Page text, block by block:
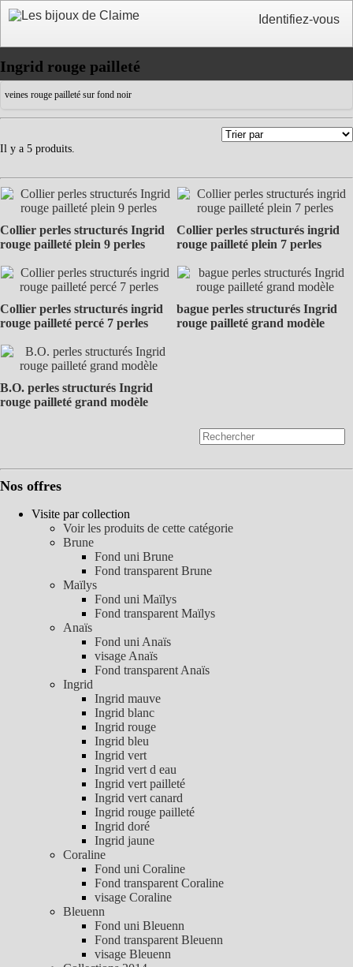
Identifiez-vous
Ingrid rouge pailleté
veines rouge pailleté sur fond noir
Il y a 5 produits.
Collier perles structurés Ingrid
rouge pailleté plein 9 perles
Collier perles structurés ingrid
rouge pailleté plein 7 perles
Collier perles structurés ingrid
rouge pailleté percé 7 perles
bague perles structurés Ingrid
rouge pailleté grand modèle
B.O. perles structurés Ingrid
rouge pailleté grand modèle
Nos offres
Visite par collection
Voir les produits de cette catégorie
Brune
Fond uni Brune
Fond transparent Brune
Maïlys
Fond uni Maïlys
Fond transparent Maïlys
Anaïs
Fond uni Anaïs
visage Anaïs
Fond transparent Anaïs
Ingrid
Ingrid mauve
Ingrid blanc
Ingrid rouge
Ingrid bleu
Ingrid vert
Ingrid vert d eau
Ingrid vert pailleté
Ingrid vert canard
Ingrid rouge pailleté
Ingrid doré
Ingrid jaune
Coraline
Fond uni Coraline
Fond transparent Coraline
visage Coraline
Bleuenn
Fond uni Bleuenn
Fond transparent Bleuenn
visage Bleuenn